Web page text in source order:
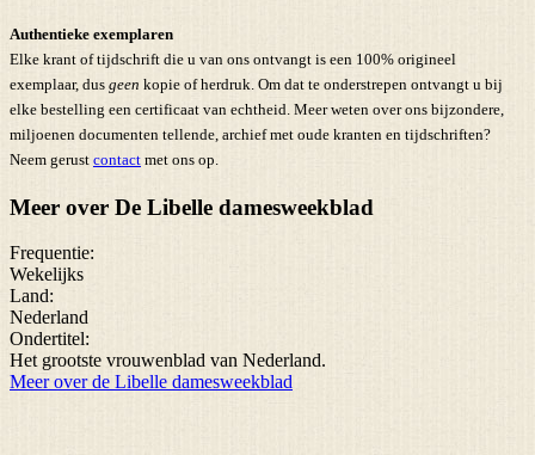
Authentieke exemplaren
Elke krant of tijdschrift die u van ons ontvangt is een 100% origineel
exemplaar, dus geen kopie of herdruk. Om dat te onderstrepen ontvangt u bij
elke bestelling een certificaat van echtheid. Meer weten over ons bijzondere,
miljoenen documenten tellende, archief met oude kranten en tijdschriften?
Neem gerust contact met ons op.
Meer over De Libelle damesweekblad
Frequentie:
Wekelijks
Land:
Nederland
Ondertitel:
Het grootste vrouwenblad van Nederland.
Meer over de Libelle damesweekblad